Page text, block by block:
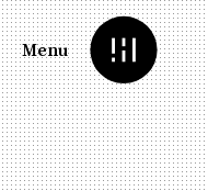
Menu